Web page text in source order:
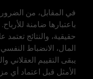
في المقابل، من
باعتبارها ضامنة
حقيقية، والنتائج
المال، الانضباط
يبقى التقييم العقلاني
الأمثل قبل اعتماد أي